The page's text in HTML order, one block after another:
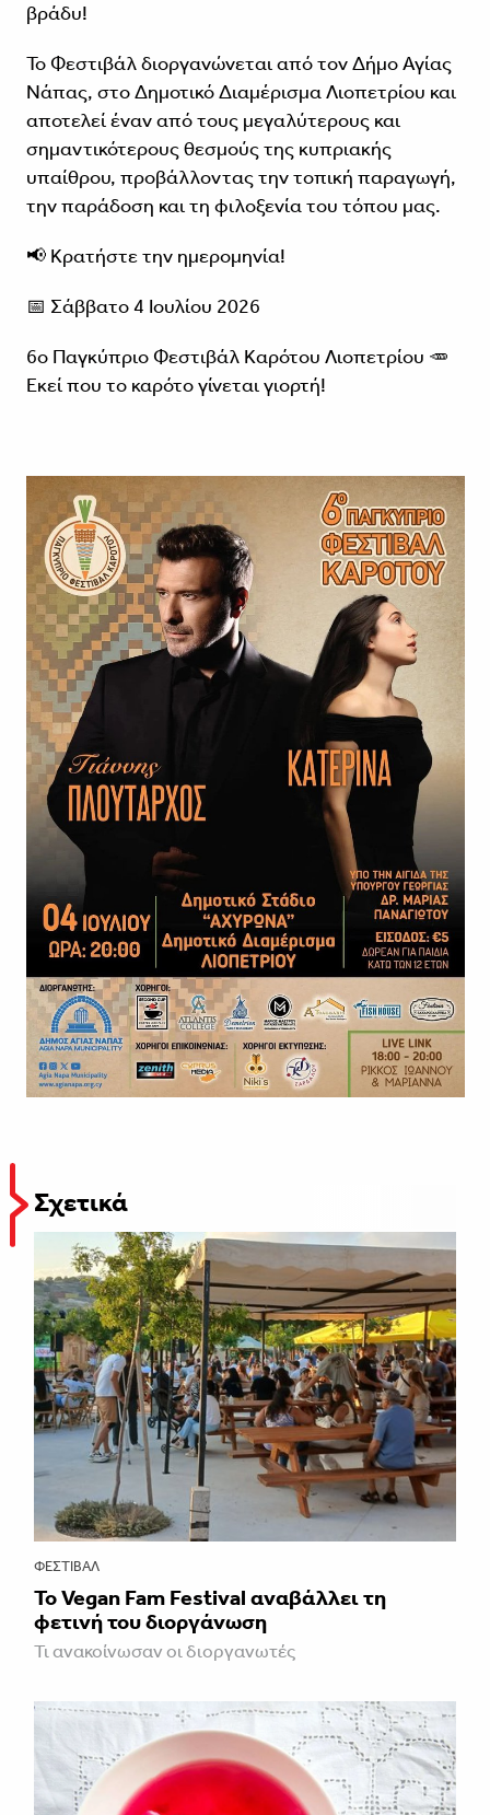
βράδυ!
Το Φεστιβάλ διοργανώνεται από τον Δήμο Αγίας
Νάπας, στο Δημοτικό Διαμέρισμα Λιοπετρίου και
αποτελεί έναν από τους μεγαλύτερους και
σημαντικότερους θεσμούς της κυπριακής
υπαίθρου, προβάλλοντας την τοπική παραγωγή,
την παράδοση και τη φιλοξενία του τόπου μας.
📢 Κρατήστε την ημερομηνία!
📅 Σάββατο 4 Ιουλίου 2026
6ο Παγκύπριο Φεστιβάλ Καρότου Λιοπετρίου 🥕
Εκεί που το καρότο γίνεται γιορτή!
Σχετικά
ΦΕΣΤΙΒΑΛ
Το Vegan Fam Festival αναβάλλει τη
φετινή του διοργάνωση
Τι ανακοίνωσαν οι διοργανωτές